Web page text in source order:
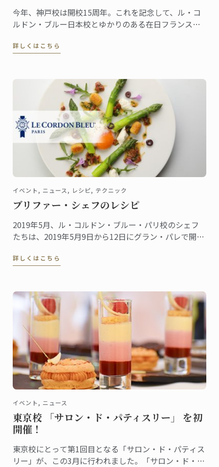
今年、神戸校は開校15周年。これを記念して、ル・コ
ルドン・ブルー日本校とゆかりのある在日フランス商
詳しくはこちら
イベント, ニュース, レシピ, テクニック
ブリファー・シェフのレシピ
2019年5月、ル・コルドン・ブルー・パリ校のシェフ
たちは、2019年5月9日から12日にグラン・パレで開催
露しました。ブリファー・シェフは、ローラン・ペリ
詳しくはこちら
イベント, ニュース
東京校 「サロン・ド・パティスリー」 を初
開催！
東京校にとって第1回目となる「サロン・ド・パティス
リー」が、この3月に行われました。「サロン・ド・パ